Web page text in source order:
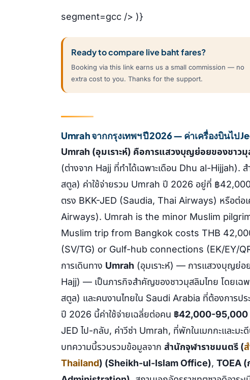
segment=gcc /> )}
Ready to compare live baht fares?
Booking via this link earns us a small commission — no
extra cost to you. Thanks for the support.
Umrah จากกรุงเทพฯ ปี 2026 — ค่าเครื่องบินไป
Umrah (อุมเราะห์) คือการแสวงบุญย่อยของชาวมุ
(ต่างจาก Hajj ที่ทำได้เฉพาะเดือน Dhu al-Hijjah).
สตูล) ค่าใช้จ่ายรวม Umrah ปี 2026 อยู่ที่ ฿
ตรง BKK-JED (Saudia, Thai Airways) หรือต่
Airways). Umrah is the minor Muslim
Muslim trip from Bangkok costs THB
(SV/TG) or Gulf-hub connections (EK/EY/
การเดินทาง Umrah (อุมเราะห์) — การแสวงบุญย่อย
Hajj) — เป็นภารกิจสำคัญของชาวมุสลิมไทย โดยเฉ
สตูล) และคนงานไทยใน Saudi Arabia ที่ต้องการปร
ปี 2026 นี้ค่าใช้จ่ายเฉลี่ยต่อคน ฿42,000-95,000
JED ไป-กลับ, ค่าวีซ่า Umrah, ที่พักในเมกกะและมะ
บทความนี้รวบรวมข้อมูลจาก สำนักจุฬาราชมนตรี (
Thailand) (Sheikh-ul-Islam Office), TOEA